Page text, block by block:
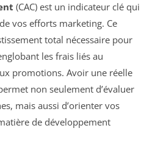
(CAC) est un indicateur clé qui
vos efforts marketing. Ce
total nécessaire pour
les frais liés au
promotions. Avoir une réelle
non seulement d’évaluer
mais aussi d’orienter vos
de développement